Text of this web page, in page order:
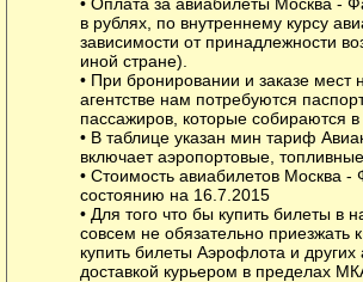
в рублях, по внутреннему курсу
зависимости от принадлежности
иной стране).
• При бронировании и заказе
агентстве нам потребуются
пассажиров, которые собираются в
• В таблице указан мин тариф
включает аэропортовые,
• Стоимость авиабилетов Москва -
состоянию на 16.7.2015
• Для того что бы купить билеты в
совсем не обязательно
купить билеты Аэрофлота и
доставкой курьером в пределах